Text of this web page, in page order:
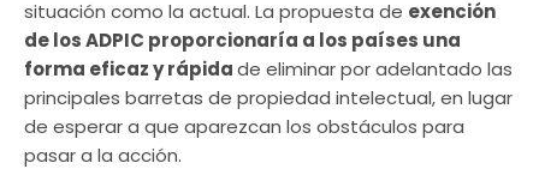
situación como la actual. La propuesta de exención
de los ADPIC proporcionaría a los países una
forma eficaz y rápidade eliminar por adelantado las
principales barretas de propiedad intelectual, en lugar
de esperar a que aparezcan los obstáculos para
pasar a la acción.